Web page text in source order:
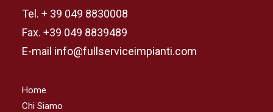
Tel. + 39 049 8830008
Fax. +39 049 8839489
E-mail info@fullserviceimpianti.com
Home
Chi Siamo